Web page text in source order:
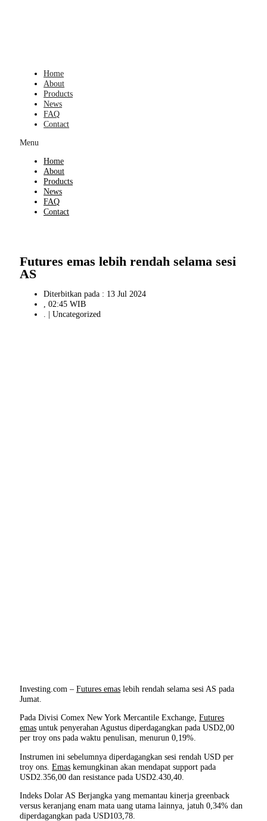
Home
About
Products
News
FAQ
Contact
Menu
Home
About
Products
News
FAQ
Contact
Futures emas lebih rendah selama sesi
AS
Diterbitkan pada : 13 Jul 2024
, 02:45 WIB
. | Uncategorized
Investing.com –Futures emas lebih rendah selama sesi AS pada
Jumat.
Pada Divisi Comex New York Mercantile Exchange,Futures
emas untuk penyerahan Agustus diperdagangkan pada USD2,00
per troy ons pada waktu penulisan, menurun 0,19%.
Instrumen ini sebelumnya diperdagangkan sesi rendah USD per
troy ons.Emas kemungkinan akan mendapat support pada
USD2.356,00 dan resistance pada USD2.430,40.
Indeks Dolar AS Berjangka yang memantau kinerja greenback
versus keranjang enam mata uang utama lainnya, jatuh 0,34% dan
diperdagangkan pada USD103,78.